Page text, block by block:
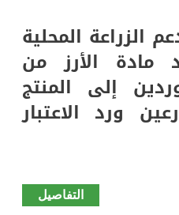
يبعون
علف
البرنامج
الرعوي
دون
الزراعة المحلية
مادة الأرز من
إلى المنتج
ورد الاعتبار
التفاصيلde